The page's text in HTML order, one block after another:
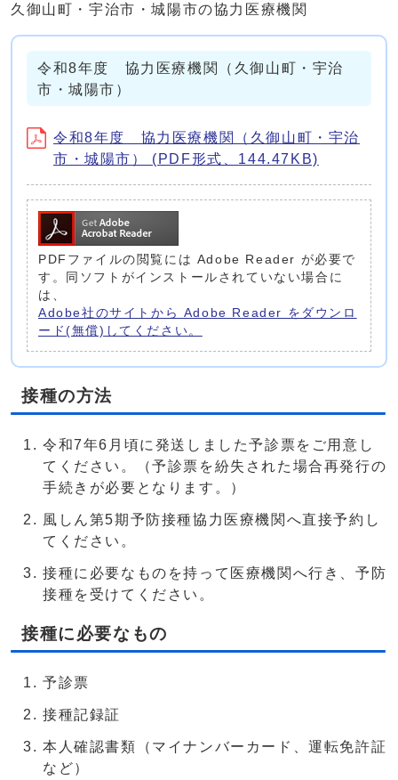
久御山町・宇治市・城陽市の協力医療機関
令和8年度 協力医療機関（久御山町・宇治
市・城陽市）
令和8年度 協力医療機関（久御山町・宇治
市・城陽市） (PDF形式、144.47KB)
PDFファイルの閲覧には Adobe Reader が必要で
す。同ソフトがインストールされていない場合に
は、
Adobe社のサイトから Adobe Reader をダウンロ
ード(無償)してください。
接種の方法
令和7年6月頃に発送しました予診票をご用意し
てください。（予診票を紛失された場合再発行の
手続きが必要となります。）
風しん第5期予防接種協力医療機関へ直接予約し
てください。
接種に必要なものを持って医療機関へ行き、予防
接種を受けてください。
接種に必要なもの
予診票
接種記録証
本人確認書類（マイナンバーカード、運転免許証
など）